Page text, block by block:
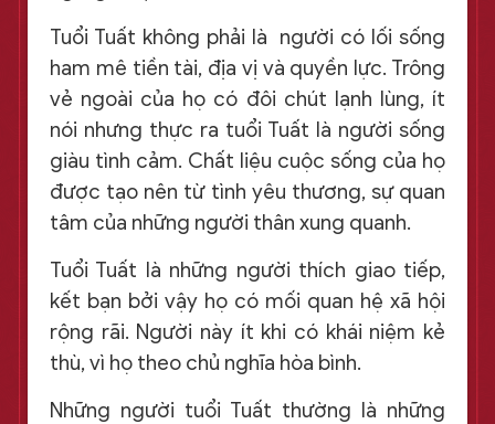
Tuổi Tuất không phải là người có lối sống
ham mê tiền tài, địa vị và quyền lực. Trông
vẻ ngoài của họ có đôi chút lạnh lùng, ít
nói nhưng thực ra tuổi Tuất là người sống
giàu tình cảm. Chất liệu cuộc sống của họ
được tạo nên từ tình yêu thương, sự quan
tâm của những người thân xung quanh.
Tuổi Tuất là những người thích giao tiếp,
kết bạn bởi vậy họ có mối quan hệ xã hội
rộng rãi. Người này ít khi có khái niệm kẻ
thù, vì họ theo chủ nghĩa hòa bình.
Những người tuổi Tuất thường là những